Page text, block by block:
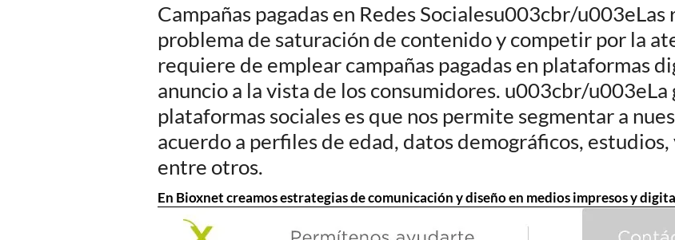
Campañas pagadas en Redes Socialesu003cbr/
problema de saturación de contenido y competir por la
requiere de emplear campañas pagadas en plataformas
anuncio a la vista de los consumidores. u003cbr/u003eLa
plataformas sociales es que nos permite segmentar a
acuerdo a perfiles de edad, datos demográficos,
entre otros.
En Bioxnet creamos estrategias de comunicación y diseño en medios impresos y